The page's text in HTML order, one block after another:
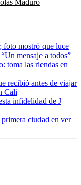
foto mostró que luce
mensaje a todos”
toma las riendas en
recibió antes de viajar
Cali
infidelidad de J
ciudad en ver